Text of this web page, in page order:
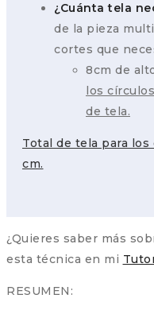
¿Cuánta tela
de la pieza
cortes que
8cm de
los
de tela.
Total de tela para
cm.
¿Quieres saber más
esta técnica en mi
RESUMEN: